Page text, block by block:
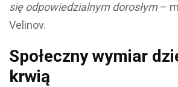
się odpowiedzialnym dorosłym–
Velinov.
Społeczny wymiar
krwią